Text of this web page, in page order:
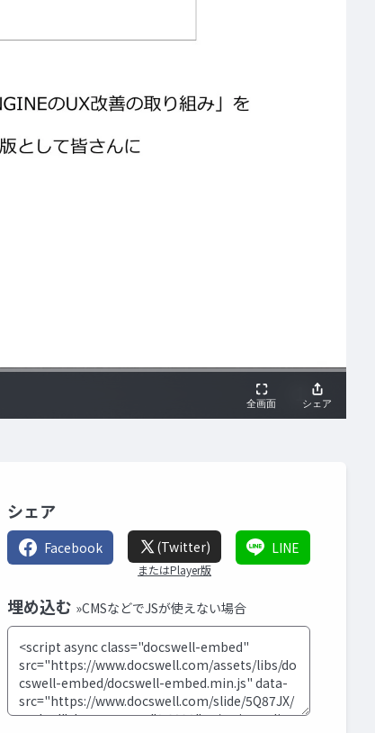
シェア
Facebook (Twitter)
またはPlayer版
LINE
埋め込む »CMSなどでJSが使えない場合